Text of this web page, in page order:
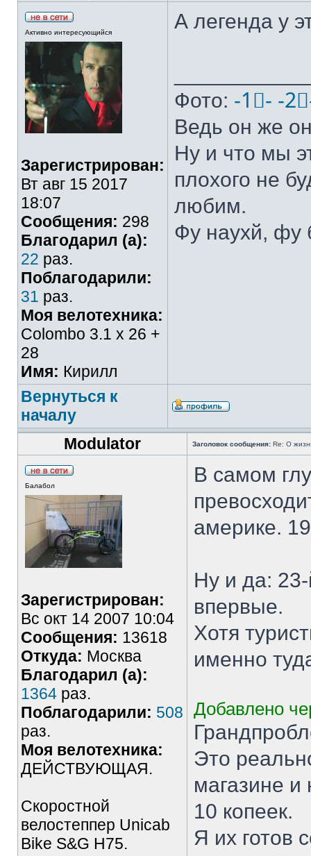
Активно интересующийся
Зарегистрирован:
Вт авг 15 2017
18:07
Сообщения: 298
Благодарил (а):
22 раз.
Поблагодарили:
31 раз.
Моя велотехника:
Colombo 3.1 х 26 +
28
Имя: Кирилл
А легенда у
Фото: -1⃣- -
Ведь он же
Ну и что мы
плохого не
любим.
Фу наухй, фу
Вернуться к
началу
Modulator
Заголовок сообщения: Re: О
Балабол
Зарегистрирован:
Вс окт 14 2007 10:04
Сообщения: 13618
Откуда: Москва
Благодарил (а):
1364 раз.
Поблагодарили: 508
раз.
Моя велотехника:
ДЕЙСТВУЮЩАЯ.
Скоростной
велостеппер Unicab
Bike S&G Н75.
В самом
америке.
Ну и да:
впервые.
Хотя
именно
Добавлено
Это
магазине и
10 копеек.
Я их готов